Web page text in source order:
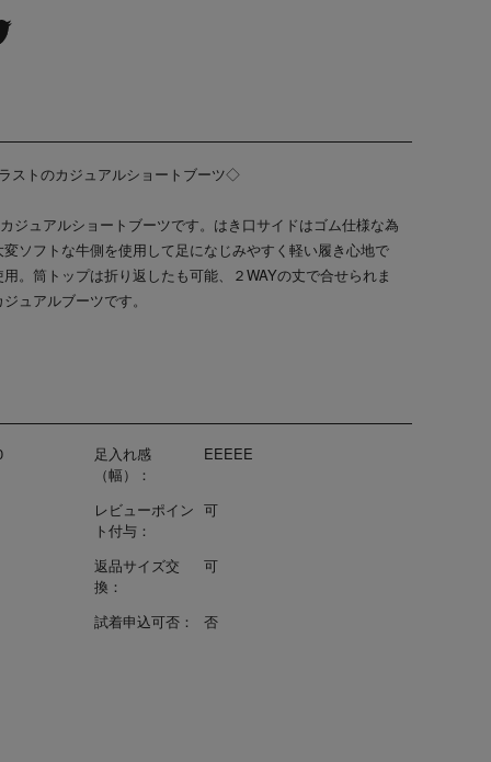
足入れ感
（幅）：
EEEEE
レビューポイン
ト付与：
可
返品サイズ交
換：
可
試着申込可否： 否
ストのカジュアルショートブーツ◇
ジュアルショートブーツです。はき口サイドはゴム仕様な為
ソフトな牛側を使用して足になじみやすく軽い履き心地で
。筒トップは折り返したも可能、２WAYの丈で合せられま
ュアルブーツです。